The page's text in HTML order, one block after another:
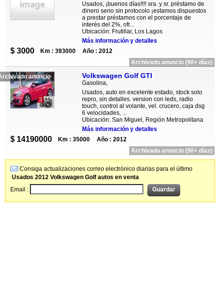
Usados, ¡buenos días!!!! sra. y sr. préstamo de
dinero serio sin protocolo ¡estamos dispuestos
a prestar préstamos con el porcentaje de
interés del 2%, ofr...
Ubicación: Frutillar, Los Lagos
Más información y detalles
$ 3000 Km : 393000
Año : 2012
Archivado anuncio (90+ días)
anuncio
3
Volkswagen Golf GTI
Gasolina,
Usados, auto en excelente estado, stock solo
repro, sin detalles. version con leds, radio
touch, control al volante, vel. crucero, caja dsg
6 velocidades, ...
Ubicación: San Miguel, Región Metropolitana
Más información y detalles
$ 14190000 Km : 35000
Año : 2012
Archivado anuncio (90+ días)
Consiga actualizaciones correo electrónico diarias para el último
Usados 2012 Volkswagen Golf autos en venta
Email :